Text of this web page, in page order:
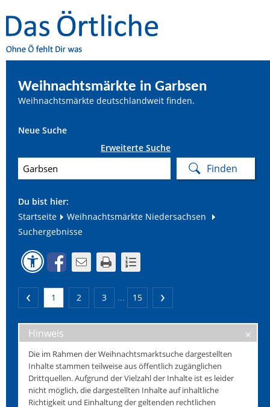
Weihnachtsmärkte in Garbsen
Weihnachtsmärkte deutschlandweit finden.
Neue Suche
Erweiterte Suche
Du bist hier:
Startseite
Weihnachtsmärkte Niedersachsen
Suchergebnisse
1 2 3 ... 15
Hinweis
Die im Rahmen der Weihnachtsmarktsuche dargestellten
Inhalte stammen teilweise aus öffentlich zugänglichen
Drittquellen. Aufgrund der Vielzahl der Inhalte ist es leider
nicht möglich, die dargestellten Inhalte auf inhaltliche
Richtigkeit und Einhaltung der geltenden rechtlichen